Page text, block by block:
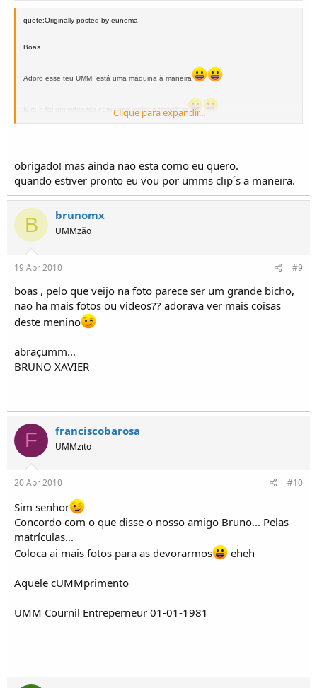
quote:Originally posted by eunema
Boas
Adoro esse teu UMM, está uma máquina à maneira
E que tal um videozito com esse motor a trabalhar
Clique para expandir...
obrigado! mas ainda nao esta como eu quero.
quando estiver pronto eu vou por umms clip´s a maneira.
B brunomx
UMMzão
19 Abr 2010 #9
boas , pelo que veijo na foto parece ser um grande bicho,
nao ha mais fotos ou videos?? adorava ver mais coisas
deste menino
abraçumm...
BRUNO XAVIER
F franciscobarosa
UMMzito
20 Abr 2010 #10
Sim senhor
Concordo com o que disse o nosso amigo Bruno... Pelas
matrículas...
Coloca ai mais fotos para as devorarmos
eheh
Aquele cUMMprimento
UMM Cournil Entreperneur 01-01-1981